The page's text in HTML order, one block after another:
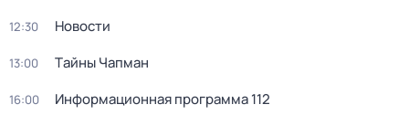
12:30 Новости
13:00 Тaйны Чапман
16:00 Информационная программа 112